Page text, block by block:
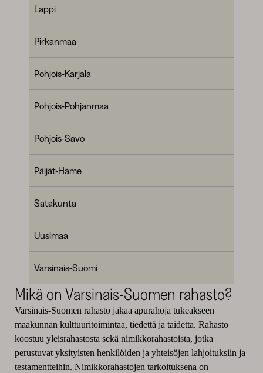
Lappi
Pirkanmaa
Pohjois-Karjala
Pohjois-Pohjanmaa
Pohjois-Savo
Päijät-Häme
Satakunta
Uusimaa
Varsinais-Suomi
Mikä on Varsinais-Suomen rahasto?
Varsinais-Suomen rahasto jakaa apurahoja tukeakseen
maakunnan kulttuuritoimintaa, tiedettä ja taidetta. Rahasto
koostuu yleisrahastosta sekä nimikkorahastoista, jotka
perustuvat yksityisten henkilöiden ja yhteisöjen lahjoituksiin ja
testamentteihin. Nimikkorahastojen tarkoituksena on